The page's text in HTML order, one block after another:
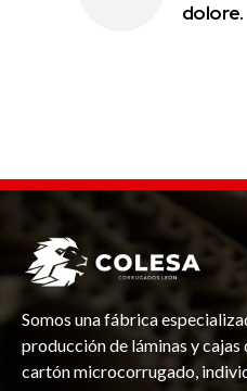
dolore.
Somos una fábrica
producción de láminas y cajas
cartón microcorrugado,